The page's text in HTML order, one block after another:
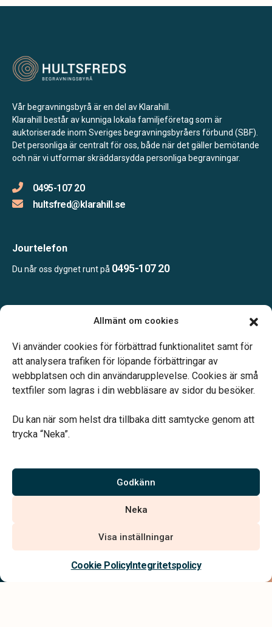
Allmänt om cookies
Vi använder cookies för förbättrad funktionalitet samt för
att analysera trafiken för löpande förbättringar av
webbplatsen och din användarupplevelse. Cookies är små
textfiler som lagras i din webbläsare av sidor du besöker.
Du kan när som helst dra tillbaka ditt samtycke genom att
trycka “Neka”.
Godkänn
Neka
Visa inställningar
Cookie PolicyIntegritetspolicy
Kontakta oss
Vår begravningsbyrå är en del av Klarahill.
Klarahill består av kunniga lokala familjeföretag som är
auktoriserade inom Sveriges begravningsbyråers förbund (SBF).
Det personliga är centralt för oss, både när det gäller bemötande
och när vi utformar skräddarsydda personliga begravningar.
0495-107 20
hultsfred@klarahill.se
Jourtelefon
Du når oss dygnet runt på 0495-107 20
Telefonjour dygnet runt.
Vårt systerbolag Verahill hjälper dig med familjejuridiken –
Vi är auktoriserade av Sveriges Begravningsbyråers Förbund och
har högt ställda krav på utbildning, kvalitet, miljö och arbetsmiljö.